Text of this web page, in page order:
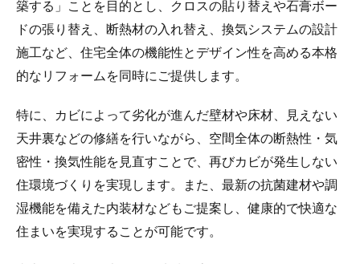
築する」ことを目的とし、クロスの貼り替えや石膏ボー
ドの張り替え、断熱材の入れ替え、換気システムの設計
施工など、住宅全体の機能性とデザイン性を高める本格
的なリフォームを同時にご提供します。
特に、カビによって劣化が進んだ壁材や床材、見えない
天井裏などの修繕を行いながら、空間全体の断熱性・気
密性・換気性能を見直すことで、再びカビが発生しない
住環境づくりを実現します。また、最新の抗菌建材や調
湿機能を備えた内装材などもご提案し、健康的で快適な
住まいを実現することが可能です。